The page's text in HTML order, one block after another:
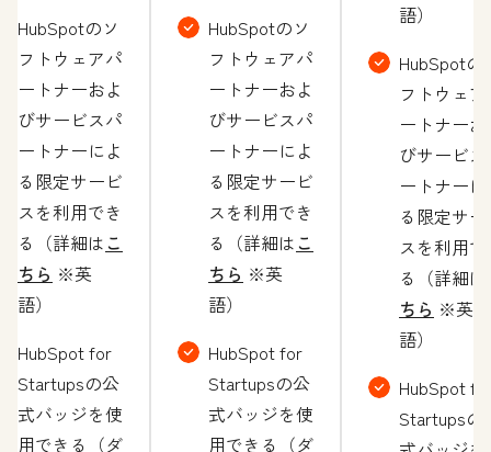
HubSpotのソ
フトウェアパ
ートナーおよ
びサービスパ
ートナーによ
る限定サービ
スを利用でき
る（詳細は こ
ちら ※英
語）
HubSpot for
Startupsの公
式バッジを使
用できる（ダ
HubSpotのソ
フトウェアパ
ートナーおよ
びサービスパ
ートナーによ
る限定サービ
スを利用でき
る（詳細は こ
ちら ※英
語）
HubSpot for
Startupsの公
式バッジを使
用できる（ダ
語）
HubSpotの
フトウェ
ートナー
びサービ
ートナー
る限定サ
スを利用
る（詳細は
ちら ※英
語）
HubSpot
Startupsの